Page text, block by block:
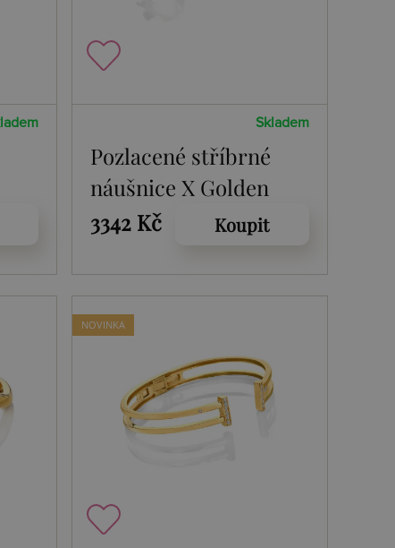
Skladem
Pozlacené stříbrné
náušnice X Golden
Edit Harlequin DE883
3342 Kč Koupit
NOVINKA